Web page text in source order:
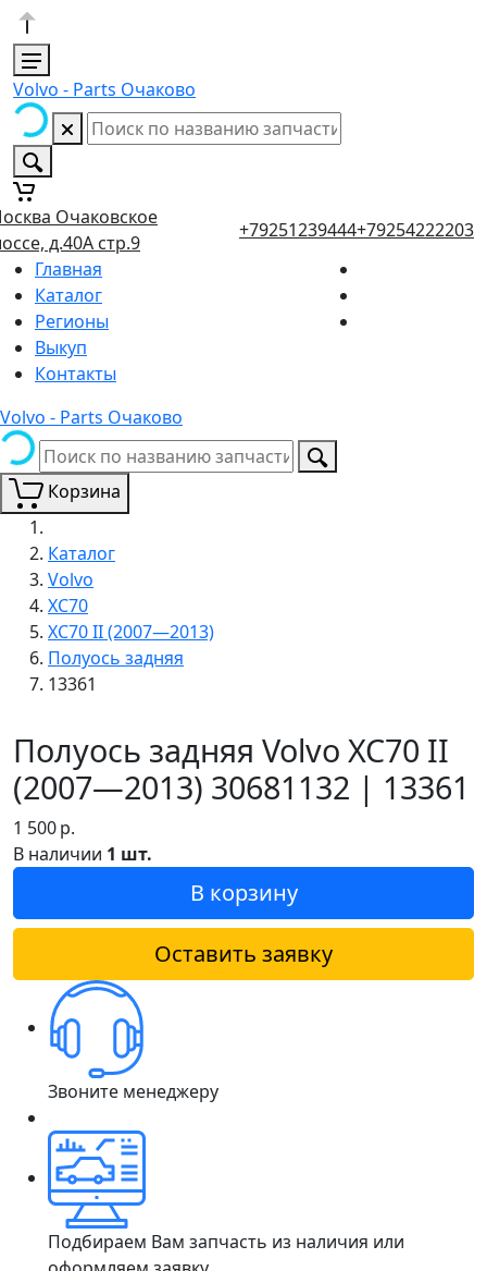
Volvo - Parts Очаково
Очаковское
д.40А стр.9
+79251239444+79254222203
Главная
Каталог
Регионы
Выкуп
Контакты
Volvo - Parts Очаково
Корзина
Каталог
Volvo
XC70
XC70 II (2007—2013)
Полуось задняя
13361
Полуось задняя Volvo XC70 II
(2007—2013) 30681132 | 13361
1 500р.
В наличии 1 шт.
В корзину
Оставить заявку
Звоните менеджеру
Подбираем Вам запчасть из наличия или